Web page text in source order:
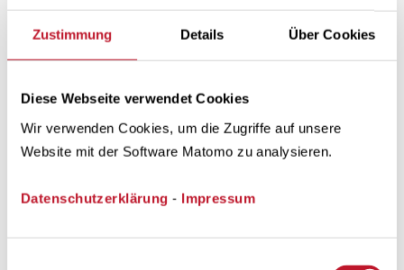
Zustimmung Details Über Cookies
Diese Webseite verwendet Cookies
Wir verwenden Cookies, um die Zugriffe auf unsere
Website mit der Software Matomo zu analysieren.
Datenschutzerklärung - Impressum
Viertelstundenprodukt. Durch diese Kurzfristigkeit